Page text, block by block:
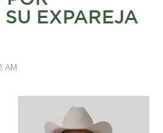
EXPAREJA
AM